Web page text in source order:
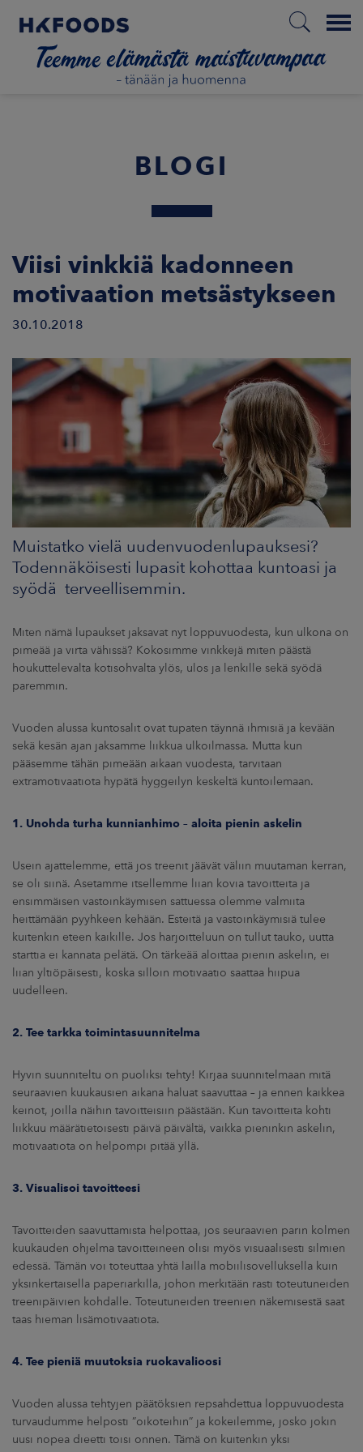
Menu
ETUSIVU
UUTISHUONE
BLOGI
Viisi vinkkiä kadonneen
motivaation metsästykseen
30.10.2018
Muistatko vielä uudenvuodenlupauksesi?
Todennäköisesti lupasit kohottaa kuntoasi ja
syödä terveellisemmin.
Miten nämä lupaukset jaksavat nyt loppuvuodesta, kun ulkona on
pimeää ja virta vähissä? Kokosimme vinkkejä miten päästä
houkuttelevalta kotisohvalta ylös, ulos ja lenkille sekä syödä
paremmin.
Vuoden alussa kuntosalit ovat tupaten täynnä ihmisiä ja kevään
sekä kesän ajan jaksamme liikkua ulkoilmassa. Mutta kun
pääsemme tähän pimeään aikaan vuodesta, tarvitaan
extramotivaatiota hypätä hyggeilyn keskeltä kuntoilemaan.
1. Unohda turha kunnianhimo – aloita pienin askelin
Usein ajattelemme, että jos treenit jäävät väliin muutaman kerran,
se oli siinä. Asetamme itsellemme liian kovia tavoitteita ja
ensimmäisen vastoinkäymisen sattuessa olemme valmiita
heittämään pyyhkeen kehään. Esteitä ja vastoinkäymisiä tulee
kuitenkin eteen kaikille. Jos harjoitteluun on tullut tauko, uutta
starttia ei kannata pelätä. On tärkeää aloittaa pienin askelin, ei
liian yltiöpäisesti, koska silloin motivaatio saattaa hiipua
uudelleen.
2. Tee tarkka toimintasuunnitelma
Hyvin suunniteltu on puoliksi tehty! Kirjaa suunnitelmaan mitä
seuraavien kuukausien aikana haluat saavuttaa – ja ennen kaikkea
keinot, joilla näihin tavoitteisiin päästään. Kun tavoitteita kohti
liikkuu määrätietoisesti päivä päivältä, vaikka pieninkin askelin,
motivaatiota on helpompi pitää yllä.
3. Visualisoi tavoitteesi
Tavoitteiden saavuttamista helpottaa, jos seuraavien parin kolmen
kuukauden ohjelma tavoitteineen olisi myös visuaalisesti silmien
edessä. Tämän voi toteuttaa yhtä lailla mobiilisovelluksella kuin
yksinkertaisella paperiarkilla, johon merkitään rasti toteutuneiden
treenipäivien kohdalle. Toteutuneiden treenien näkemisestä saat
taas hieman lisämotivaatiota.
4. Tee pieniä muutoksia ruokavalioosi
Vuoden alussa tehtyjen päätöksien repsahdettua loppuvuodesta
turvaudumme helposti ”oikoteihin” ja kokeilemme, josko jokin
uusi nopea dieetti toisi onnen. Tämä on kuitenkin yksi